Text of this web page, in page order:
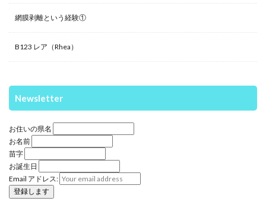
網膜剥離という経験①
B123 レア（Rhea）
Newsletter
お住いの県名
お名前
苗字
お誕生日
Email アドレス: